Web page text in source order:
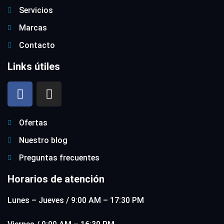
Servicios
Marcas
Contacto
Links útiles
Ofertas
Nuestro blog
Preguntas frecuentes
Horarios de atención
Lunes – Jueves / 9:00 AM – 17:30 PM